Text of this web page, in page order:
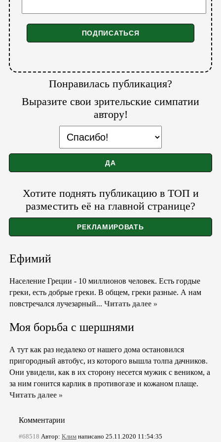
Понравилась публикация?
Выразите свои зрительские симпатии
автору!
Хотите поднять публикацию в ТОП и
разместить её на главной странице?
Ефимий
Население Греции - 10 миллионов человек. Есть гордые
греки, есть добрые греки. В общем, греки разные. А нам
повстречался лучезарный... Читать далее »
Моя борьба с шершнями
А тут как раз недалеко от нашего дома остановился
пригородный автобус, из которого вышла толпа дачников.
Они увидели, как в их сторону несется мужик с веником, а
за ним гонится карлик в противогазе и кожаном плаще.
Читать далее »
Комментарии
#68518 Автор: Клим написано 25.11.2020 11:54:35